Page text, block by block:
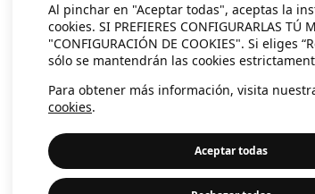
Al pinchar en "Aceptar todas", aceptas la
cookies. SI PREFIERES CONFIGURARLAS TÚ
"CONFIGURACIÓN DE COOKIES". Si eliges
sólo se mantendrán las cookies
Para obtener más información, visita
cookies.
Aceptar todas